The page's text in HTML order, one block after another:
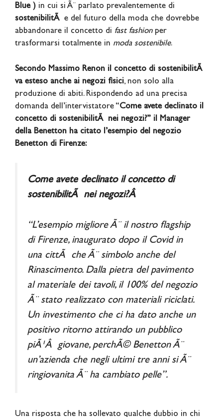
Blue ) in cui si Ã¨ parlato prevalentemente di
sostenibilitÃ e del futuro della moda che dovrebbe
abbandonare il concetto di fast fashionper
trasformarsi totalmente in moda sostenibile.
Secondo Massimo Renon il concetto di sostenibilitÃ
va esteso anche ai negozi fisici, non solo alla
produzione di abiti. Rispondendo ad una precisa
domanda dell’intervistatore “Come avete declinato il
concetto di sostenibilitÃ nei negozi?” il Manager
della Benetton ha citato l’esempio del negozio
Benetton di Firenze:
Come avete declinato il concetto di
sostenibilitÃ nei negozi?Â
“L’esempio migliore Ã¨ il nostro flagship
di Firenze, inaugurato dopo il Covid in
una cittÃ che Ã¨ simbolo anche del
Rinascimento. Dalla pietra del pavimento
al materiale dei tavoli, il 100% del negozio
Ã¨ stato realizzato con materiali riciclati.
Un investimento che ci ha dato anche un
positivo ritorno attirando un pubblico
piÃ¹Â giovane, perchÃ© Benetton Ã¨
un’azienda che negli ultimi tre anni si Ã¨
ringiovanita Ã¨ ha cambiato pelle”.
Una risposta che ha sollevato qualche dubbio in chi